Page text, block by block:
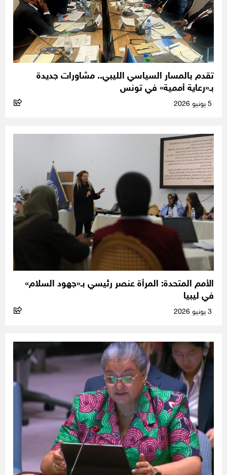
تقدم بالمسار السياسي الليبي.. مشاورات جديدة
بـ«رعاية أممية» في تونس
الأمم المتحدة: المرأة عنصر رئيسي بـ«جهود السلام»
في ليبيا